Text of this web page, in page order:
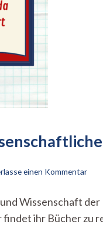
einen Kommentarzu
–
Wissenschaft
ihr Bücher zu